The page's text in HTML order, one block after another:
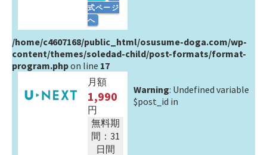
式ページ
へ
/home/c4607168/public_html/osusume-doga.com/wp-
content/themes/soledad-child/post-formats/format-
program.phpon line 17
月額
1,990
円
無料期
間：31
日間
Warning: Undefined variable
$post_id in